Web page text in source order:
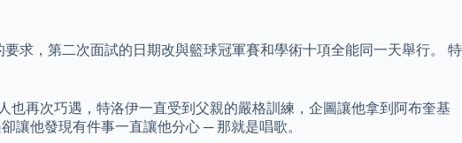
求，第二次面試的日期改與籃球冠軍賽和學術十項全能同一天舉行。 特
也再次巧遇，特洛伊一直受到父親的嚴格訓練，企圖讓他拿到阿布奎基
讓他發現有件事一直讓他分心 ─ 那就是唱歌。